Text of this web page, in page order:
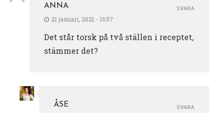
ANNA
21 januari, 2021 - 16:57
Det står torsk på två ställen i receptet,
stämmer det?
SVARA
ÅSE
SVARA